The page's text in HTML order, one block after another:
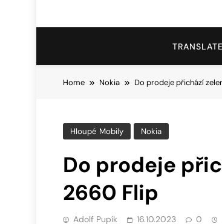
Home Nokia Do prodeje přichází
Hloupé Mobily Nokia
Do prodeje
2660 Flip
Adolf Pupík 16.10.2023 0